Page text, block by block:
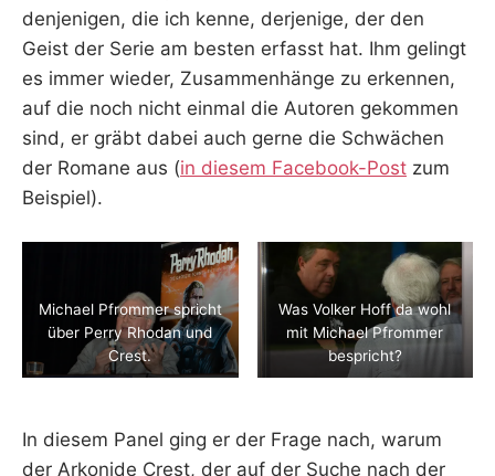
denjenigen, die ich kenne, derjenige, der den
Geist der Serie am besten erfasst hat. Ihm gelingt
es immer wieder, Zusammenhänge zu erkennen,
auf die noch nicht einmal die Autoren gekommen
sind, er gräbt dabei auch gerne die Schwächen
der Romane aus (in diesem Facebook-Post zum
Beispiel).
Michael Pfrommer spricht
über Perry Rhodan und
Crest.
Was Volker Hoff da wohl
mit Michael Pfrommer
bespricht?
In diesem Panel ging er der Frage nach, warum
der Arkonide Crest, der auf der Suche nach der